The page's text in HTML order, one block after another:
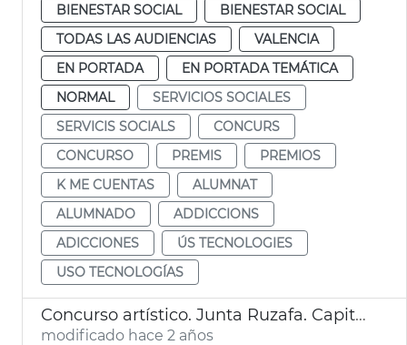
BIENESTAR SOCIAL
BIENESTAR SOCIAL
TODAS LAS AUDIENCIAS
VALENCIA
EN PORTADA
EN PORTADA TEMÁTICA
NORMAL
SERVICIOS SOCIALES
SERVICIS SOCIALS
CONCURS
CONCURSO
PREMIS
PREMIOS
K ME CUENTAS
ALUMNAT
ALUMNADO
ADDICCIONS
ADICCIONES
ÚS TECNOLOGIES
USO TECNOLOGÍAS
Concurso artístico. Junta Ruzafa. Capital verde
modificado hace 2 años